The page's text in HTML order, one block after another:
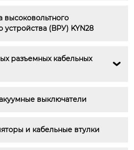
высоковольтного
устройства (ВРУ) KYN28
разъемных кабельных

выключатели
и кабельные втулки